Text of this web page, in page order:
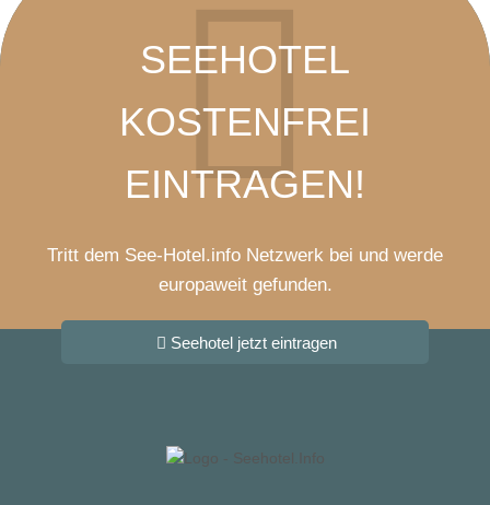
SEEHOTEL
KOSTENFREI
EINTRAGEN!
Tritt dem See-Hotel.info Netzwerk bei und werde
europaweit gefunden.
Seehotel jetzt eintragen